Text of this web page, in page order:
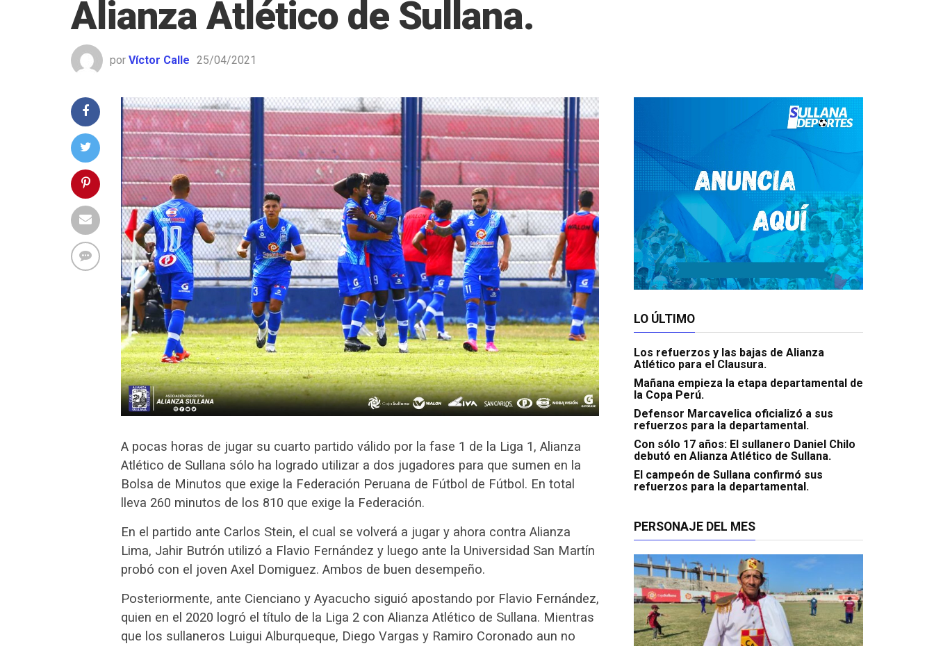
Alianza Atlético de Sullana.
por Víctor Calle 25/04/2021
A pocas horas de jugar su cuarto partido válido por la fase 1 de la Liga 1, Alianza
Atlético de Sullana sólo ha logrado utilizar a dos jugadores para que sumen en la
Bolsa de Minutos que exige la Federación Peruana de Fútbol de Fútbol. En total
lleva 260 minutos de los 810 que exige la Federación.
En el partido ante Carlos Stein, el cual se volverá a jugar y ahora contra Alianza
Lima, Jahir Butrón utilizó a Flavio Fernández y luego ante la Universidad San Martín
probó con el joven Axel Domiguez. Ambos de buen desempeño.
Posteriormente, ante Cienciano y Ayacucho siguió apostando por Flavio Fernández,
quien en el 2020 logró el título de la Liga 2 con Alianza Atlético de Sullana. Mientras
que los sullaneros Luigui Alburqueque, Diego Vargas y Ramiro Coronado aun no
LO ÚLTIMO
Los refuerzos y las bajas de Alianza
Atlético para el Clausura.
Mañana empieza la etapa departamental de
la Copa Perú.
Defensor Marcavelica oficializó a sus
refuerzos para la departamental.
Con sólo 17 años: El sullanero Daniel Chilo
debutó en Alianza Atlético de Sullana.
El campeón de Sullana confirmó sus
refuerzos para la departamental.
PERSONAJE DEL MES